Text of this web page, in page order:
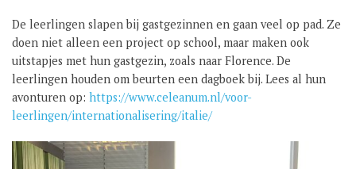
GROEP 8 / JONG CELEANUM
De leerlingen slapen bij gastgezinnen en gaan veel op pad. Ze
doen niet alleen een project op school, maar maken ook
uitstapjes met hun gastgezin, zoals naar Florence. De
leerlingen houden om beurten een dagboek bij. Lees al hun
avonturen op: https://www.celeanum.nl/voor-
leerlingen/internationalisering/italie/